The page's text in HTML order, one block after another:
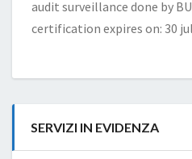
audit surveillance done by
certification expires on: 30
SERVIZI IN EVIDENZA